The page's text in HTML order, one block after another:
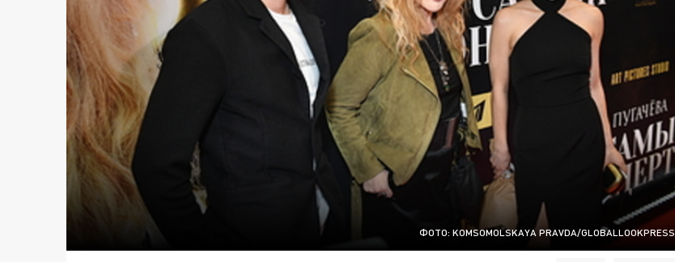
ФОТО: KOMSOMOLSKAYA PRAVDA/GLOBALLOOKPRESS